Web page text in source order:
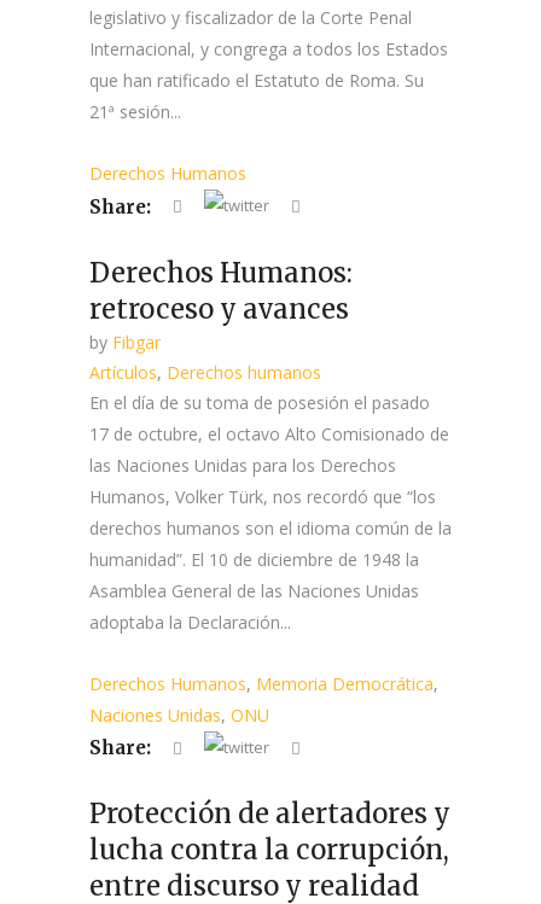
legislativo y fiscalizador de la Corte Penal
Internacional, y congrega a todos los Estados
que han ratificado el Estatuto de Roma. Su
21ª sesión...
Derechos Humanos
Share:
Derechos Humanos:
retroceso y avances
by Fibgar
Artículos, Derechos humanos
En el día de su toma de posesión el pasado
17 de octubre, el octavo Alto Comisionado de
las Naciones Unidas para los Derechos
Humanos, Volker Türk, nos recordó que “los
derechos humanos son el idioma común de la
humanidad”. El 10 de diciembre de 1948 la
Asamblea General de las Naciones Unidas
adoptaba la Declaración...
Derechos Humanos, Memoria Democrática,
Naciones Unidas, ONU
Share:
Protección de alertadores y
lucha contra la corrupción,
entre discurso y realidad